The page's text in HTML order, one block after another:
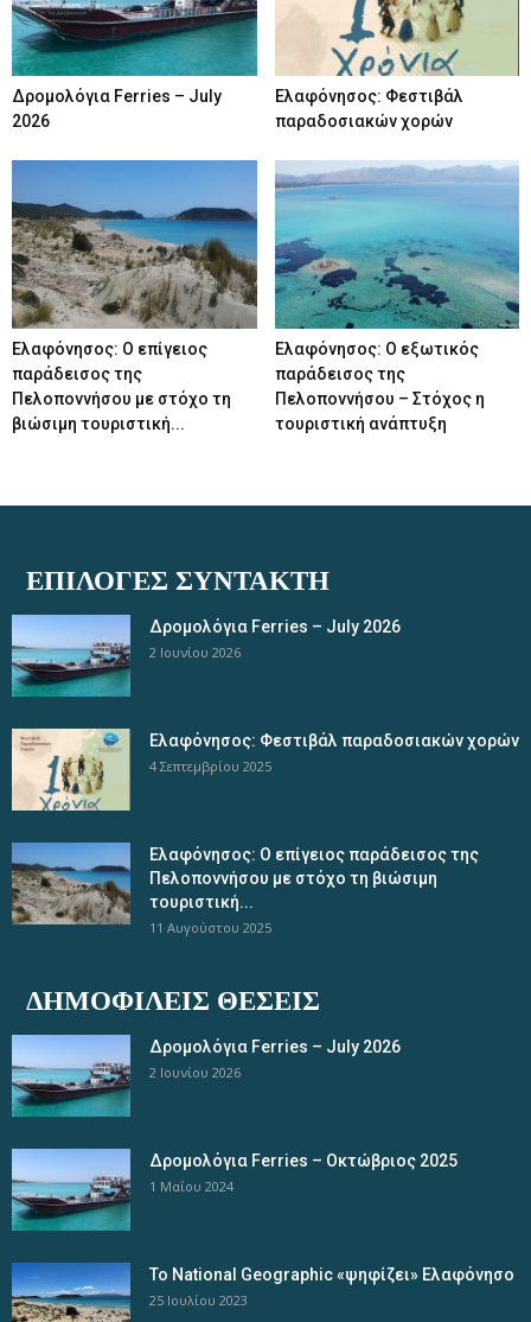
Δρομολόγια Ferries – July
2026
Ελαφόνησος: Φεστιβάλ
παραδοσιακών χορών
Ελαφόνησος: Ο επίγειος
παράδεισος της
Πελοποννήσου με στόχο τη
βιώσιμη τουριστική...
Ελαφόνησος: Ο εξωτικός
παράδεισος της
Πελοποννήσου – Στόχος η
τουριστική ανάπτυξη
ΕΠΙΛΟΓΈΣ ΣΥΝΤΆΚΤΗ
Δρομολόγια Ferries – July 2026
2 Ιουνίου 2026
Ελαφόνησος: Φεστιβάλ παραδοσιακών χορών
4 Σεπτεμβρίου 2025
Ελαφόνησος: Ο επίγειος παράδεισος της
Πελοποννήσου με στόχο τη βιώσιμη
τουριστική...
11 Αυγούστου 2025
ΔΗΜΟΦΙΛΕΊΣ ΘΈΣΕΙΣ
Δρομολόγια Ferries – July 2026
2 Ιουνίου 2026
Δρομολόγια Ferries – Οκτώβριος 2025
1 Μαΐου 2024
Το National Geographic «ψηφίζει» Ελαφόνησο
25 Ιουλίου 2023